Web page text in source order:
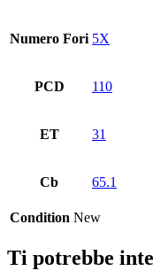
Numero Fori 5X
PCD 110
ET 31
Cb 65.1
Condition New
Ti potrebbe